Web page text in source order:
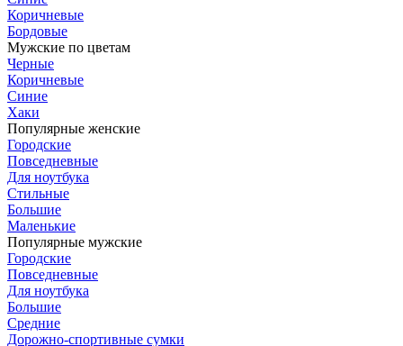
Коричневые
Бордовые
Мужские по цветам
Черные
Коричневые
Синие
Хаки
Популярные женские
Городские
Повседневные
Для ноутбука
Стильные
Большие
Маленькие
Популярные мужские
Городские
Повседневные
Для ноутбука
Большие
Средние
Дорожно-спортивные сумки